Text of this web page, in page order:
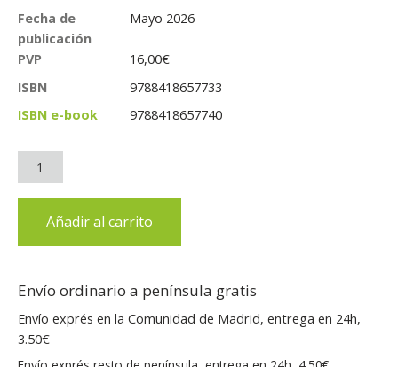
Fecha de
publicación
Mayo 2026
PVP 16,00€
ISBN
9788418657733
ISBN e-book
9788418657740
Añadir al carrito
Envío ordinario a península gratis
Envío exprés en la Comunidad de Madrid, entrega en 24h,
3.50€